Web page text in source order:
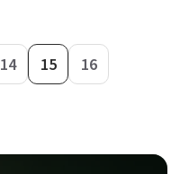
14 15 16